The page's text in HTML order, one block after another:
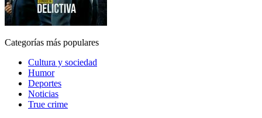
Categorías más populares
Cultura y sociedad
Humor
Deportes
Noticias
True crime